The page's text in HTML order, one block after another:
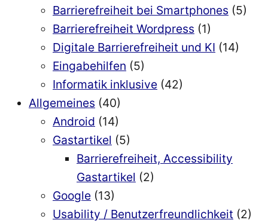
Barrierefreiheit bei Smartphones (5)
Barrierefreiheit Wordpress (1)
Digitale Barrierefreiheit und KI (14)
Eingabehilfen (5)
Informatik inklusive (42)
Allgemeines (40)
Android (14)
Gastartikel (5)
Barrierefreiheit, Accessibility
Gastartikel (2)
Google (13)
Usability / Benutzerfreundlichkeit (2)